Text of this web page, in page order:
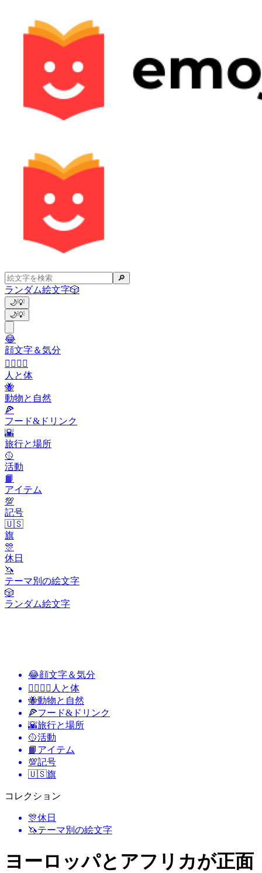
🔎
ランダム絵文字🎲
🌙💡
🌙💡
😂
顔文字＆気分
👩‍❤️‍💋‍👨
人と体
🐝
動物と自然
🍕
フード&ドリンク
🌇
旅行と場所
🥎
活動
📙
アイテム
💯
記号
🇺🇸
旗
🎊
休日
🦄
テーマ別の絵文字
🎲
ランダム絵文字
😂顔文字＆気分
👩‍❤️‍💋‍👨 人と体
🐝動物と自然
🍕フード&ドリンク
🌇旅行と場所
🥎活動
📙 アイテム
💯記号
🇺🇸旗
コレクション
🎊休日
🦄テーマ別の絵文字
ヨーロッパとアフリカが正面